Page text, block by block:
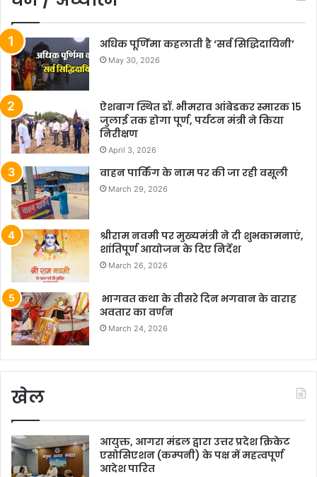
अधिक पूर्णिमा कहलाती है ‘सर्व सिद्धिदायिनी’
May 30, 2026
ऐशबाग स्थित डॉ. भीमराव आंबेडकर स्मारक 15
जुलाई तक होगा पूर्ण, पर्यटन मंत्री ने किया
निरीक्षण
April 3, 2026
वाहन पार्किंग के नाम पर की जा रही वसूली
March 29, 2026
श्रीराम नवमी पर मुख्यमंत्री ने दी शुभकामनाएं,
शांतिपूर्ण आयोजन के दिए निर्देश
March 26, 2026
भागवत कथा के तीसरे दिन भगवान के वाराह
अवतार का वर्णन
March 24, 2026
खेल
आयुक्त, आगरा मंडल द्वारा उत्तर प्रदेश क्रिकेट
एसोसिएशन (कम्पनी) के पक्ष में महत्वपूर्ण
आदेश पारित